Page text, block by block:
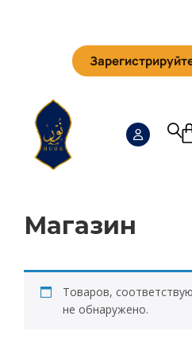
Магазин
Товаров,
не обнаружено.